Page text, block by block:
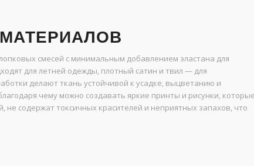
смесей с минимальным добавлением эластана для
для летней одежды, плотный сатин и твил — для
делают ткань устойчивой к усадке, выцветанию и
чему можно создавать яркие принты и рисунки,
не содержат токсичных красителей и неприятных запахов, что